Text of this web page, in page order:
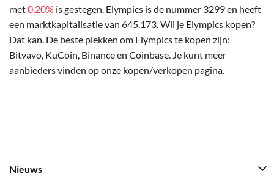
met0,20% is gestegen. Elympics is de nummer 3299 en heeft
een marktkapitalisatie van 645.173. Wil je Elympics kopen?
Dat kan. De beste plekken om Elympics te kopen zijn:
Bitvavo, KuCoin, Binance en Coinbase. Je kunt meer
aanbieders vinden op onze kopen/verkopen pagina.
Nieuws